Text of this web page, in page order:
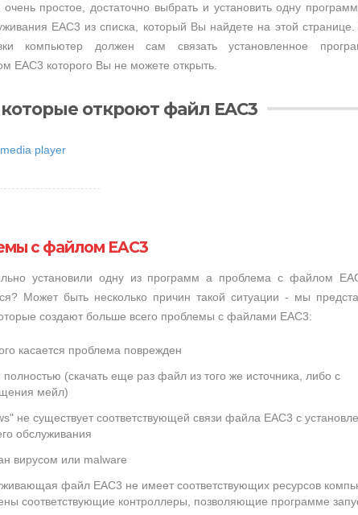
простое, достаточно выбрать и установить одну
EAC3 из списка, который Вы найдете на этой
компьютер должен сам связать установленное
EAC3 которого Вы не можете открыть.
откроют файл EAC3
player
с файлом EAC3
установили одну из программ а проблема с файлом
Может быть несколько причин такой ситуации - мы
создают больше всего проблемы с файлами EAC3:
касается проблема поврежден
(скачать еще раз файл из того же источника, либо с
мейл)
не существует соответствующей связи файла EAC3 с
обслуживания
вирусом или malware
файл EAC3 не имеет соответствующих ресурсов
соответствующие контроллеры, позволяющие программе